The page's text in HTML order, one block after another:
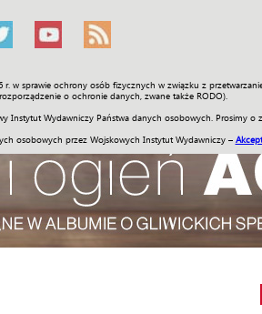
w sprawie ochrony osób fizycznych w związku z
o ochronie danych, zwane także RODO).
Instytut Wydawniczy Państwa danych osobowych. Prosimy o
osobowych przez Wojskowych Instytut Wydawniczy –
Historia Galerie Wideo ENGLISH